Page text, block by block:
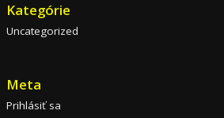
Kategórie
Uncategorized
Meta
Prihlásiť sa